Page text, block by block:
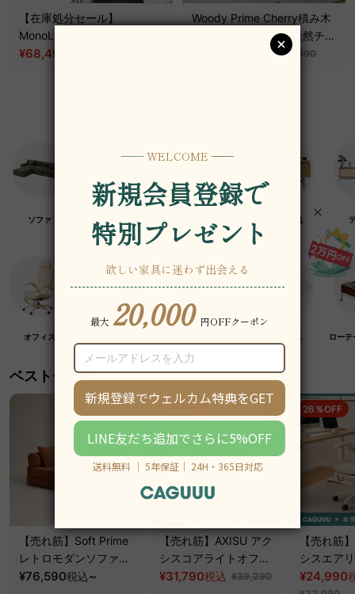
【在庫処分セール】
MonoLucent マルチカラーオ
ープンラック
¥68,490
Woody Prime Cherry積み木
組み合わせ棚【高級天然チェ
~ ¥42,490
ソファ チェア・椅子 デスク・机
オフィス マットレス ロー
ベストセラー
【売れ筋】Soft Prime
レトロモダンソファベ
ッド｜20色以上から選
¥76,590税込~
【売れ筋】AXISU アク
シスコアライトオフィ
スチェア
¥31,790税込 ¥39,290
26％OFF
【売れ筋
シスエア
フィスチ
¥24,990